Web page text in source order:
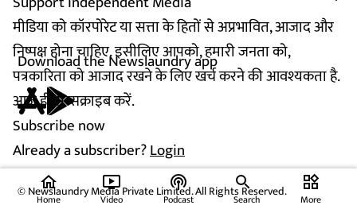
मीडिया को कॉरपोरेट या सत्ता के हितों से अप्रभावित, आजाद और
निष्पक्ष होना चाहिए. इसीलिए आपको, हमारी जनता को,
पत्रकारिता को आजाद रखने के लिए खर्च करने की आवश्यकता है.
आज ही सब्सक्राइब करें.
Subscribe now
Already a subscriber?Login
Download the Newslaundry app
© Newslaundry Media Private Limited. All Rights Reserved.
home
Home
ondemand_video
Video
podcasts
Podcast Search
widgets
More